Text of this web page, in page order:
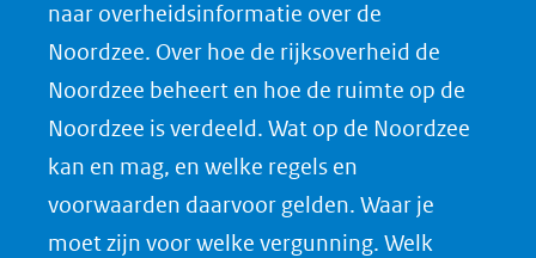
naar overheidsinformatie over de
Noordzee. Over hoe de rijksoverheid de
Noordzee beheert en hoe de ruimte op de
Noordzee is verdeeld. Wat op de Noordzee
kan en mag, en welke regels en
voorwaarden daarvoor gelden. Waar je
moet zijn voor welke vergunning. Welk